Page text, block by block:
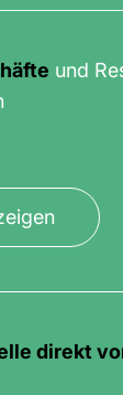
und
direkt